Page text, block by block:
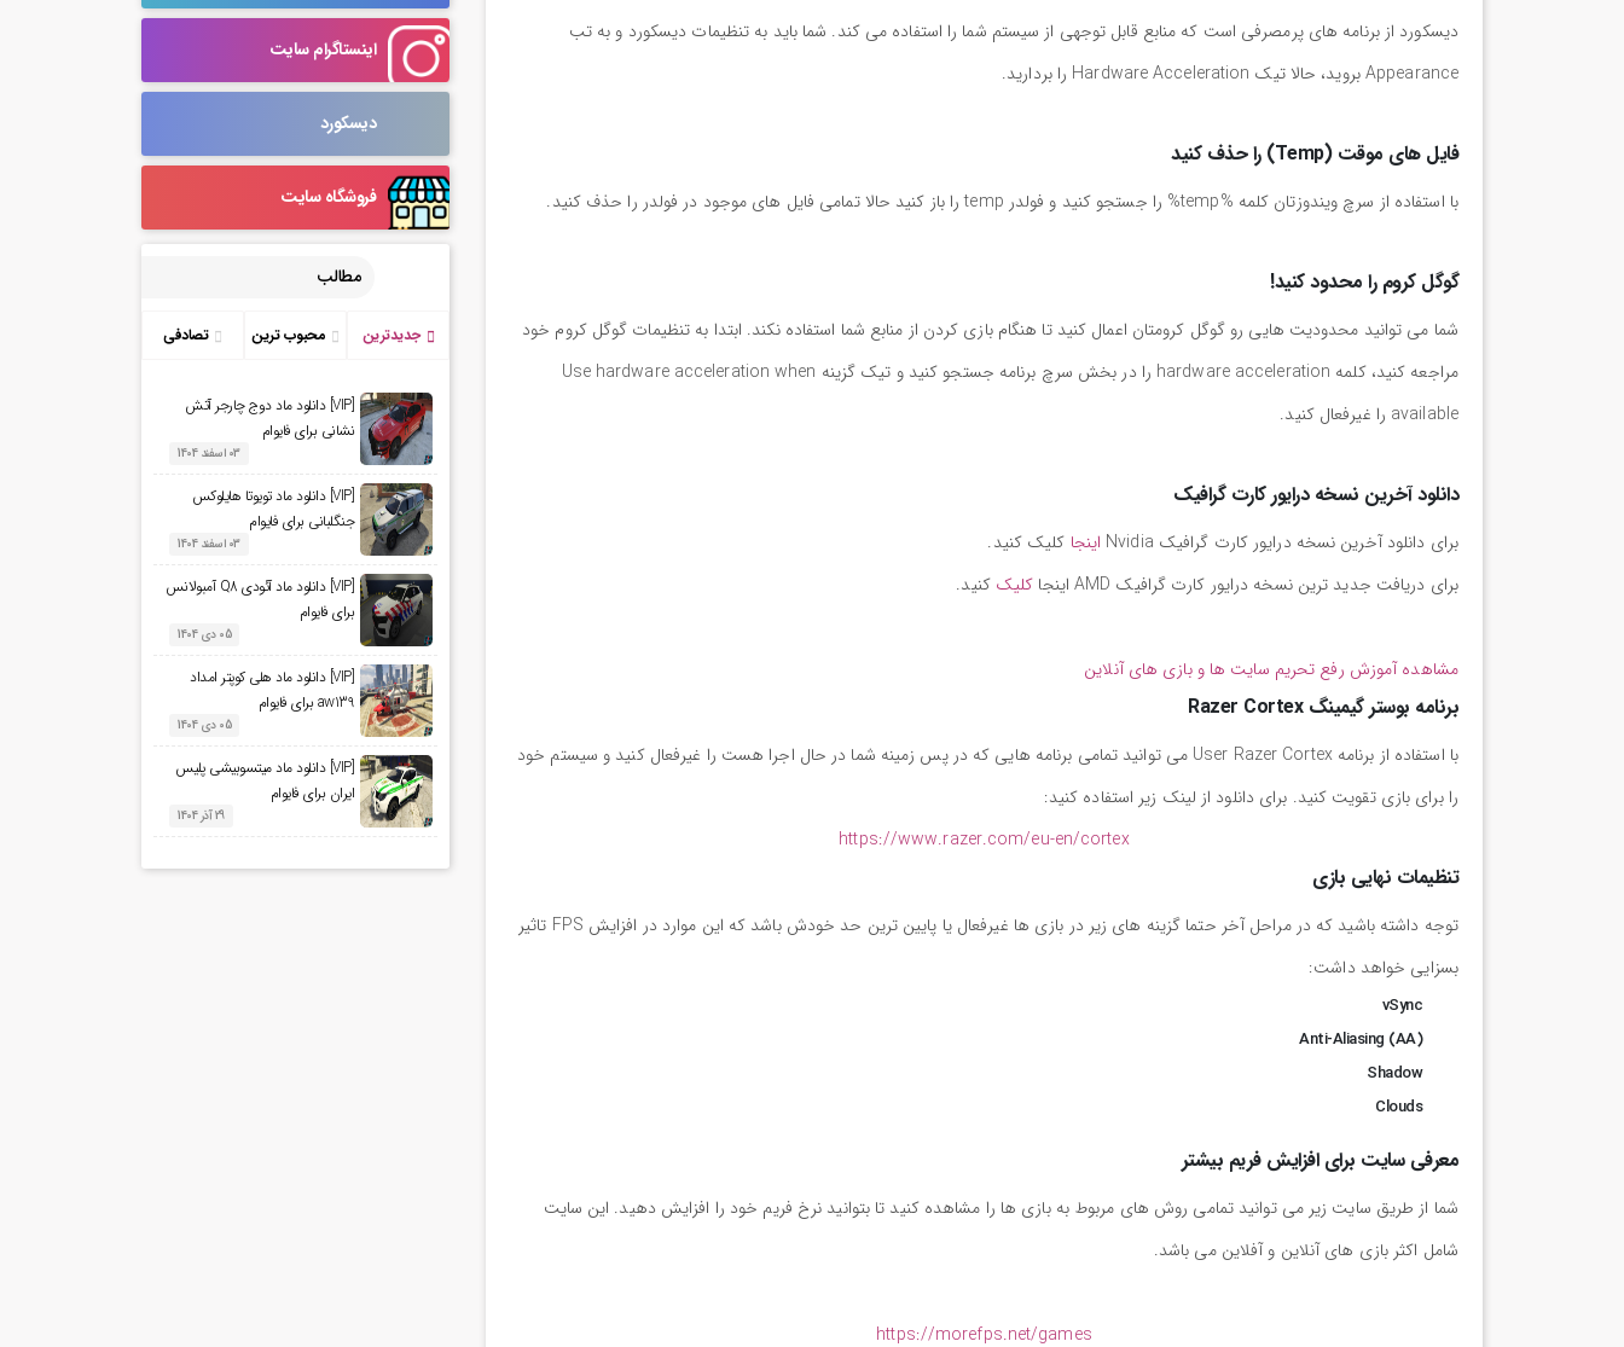
دیسکورد از برنامه های پرمصرفی است که منابع قابل توجهی از سیستم شما را استفاده می کند. شما باید به تنظیمات دیسکورد و به تب
Appearance بروید، حالا تیک Hardware Acceleration را بردارید.
فایل های موقت (Temp) را حذف کنید
با استفاده از سرچ ویندوزتان کلمه %temp% را جستجو کنید و فولدر temp را باز کنید حالا تمامی فایل های موجود در فولدر را حذف کنید.
گوگل کروم را محدود کنید!
شما می توانید محدودیت هایی رو گوگل کرومتان اعمال کنید تا هنگام بازی کردن از منابع شما استفاده نکند. ابتدا به تنظیمات گوگل کروم خود
مراجعه کنید، کلمه hardware acceleration را در بخش سرچ برنامه جستجو کنید و تیک گزینه Use hardware acceleration when
available را غیرفعال کنید.
دانلود آخرین نسخه درایور کارت گرافیک
برای دانلود آخرین نسخه درایور کارت گرافیک Nvidia اینجا کلیک کنید.
برای دریافت جدید ترین نسخه درایور کارت گرافیک AMD اینجا
کلیک کنید.
مشاهده آموزش رفع تحریم سایت ها و بازی های آنلاین
برنامه بوستر گیمینگ Razer Cortex
با استفاده از برنامه User Razer Cortex می توانید تمامی برنامه هایی که در پس زمینه شما در حال اجرا هست را غیرفعال کنید و سیستم خود
را برای بازی تقویت کنید. برای دانلود از لینک زیر استفاده کنید:
https://www.razer.com/eu-en/cortex
تنظیمات نهایی بازی
توجه داشته باشید که در مراحل آخر حتما گزینه های زیر در بازی ها غیرفعال یا پایین ترین حد خودش باشد که این موارد در افزایش FPS تاثیر
بسزایی خواهد داشت:
vSync
Anti-Aliasing (AA)
Shadow
Clouds
معرفی سایت برای افزایش فریم بیشتر
شما از طریق سایت زیر می توانید تمامی روش های مربوط به بازی ها را مشاهده کنید تا بتوانید نرخ فریم خود را افزایش دهید. این سایت
شامل اکثر بازی های آنلاین و آفلاین می باشد.
https://morefps.net/games
اینستاگرام سایت
دیسکورد
فروشگاه سایت
مطالب
جدیدترین محبوب ترین تصادفی
[VIP] دانلود ماد دوج چارجر آتش
نشانی برای فایوام
03 اسفند 1404
[VIP] دانلود ماد تویوتا هایلوکس
جنگلبانی برای فایوام
03 اسفند 1404
[VIP] دانلود ماد آئودی Q8 آمبولانس
برای فایوام
05 دی 1404
[VIP] دانلود ماد هلی کوپتر امداد
aw139 برای فایوام
05 دی 1404
[VIP] دانلود ماد میتسوبیشی پلیس
ایران برای فایوام
29 آذر 1404